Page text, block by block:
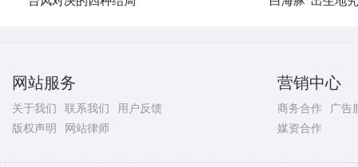
网站服务
关于我们 联系我们
用户反馈
版权声明
网站律师
营销中心
商务合作
广告
媒资合作